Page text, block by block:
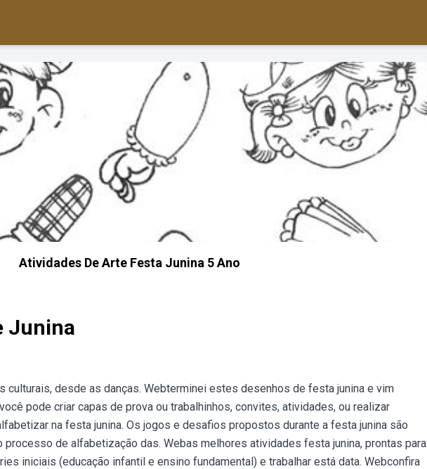
Atividades De Arte Festa Junina 5 Ano
Junina
culturais, desde as danças. Webterminei estes desenhos de festa junina e vim
pode criar capas de prova ou trabalhinhos, convites, atividades, ou realizar
na festa junina. Os jogos e desafios propostos durante a festa junina são
de alfabetização das. Webas melhores atividades festa junina, prontas para
iniciais (educação infantil e ensino fundamental) e trabalhar está data. Webconfira